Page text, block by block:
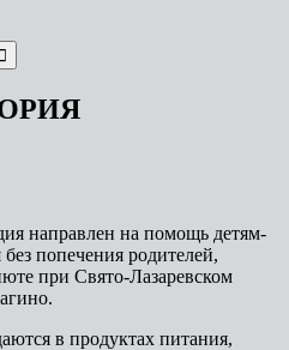
направлен на помощь детям-
попечения родителей,
при Свято-Лазаревском
в продуктах питания,